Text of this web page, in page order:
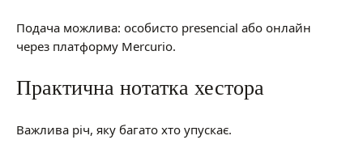
Подача можлива: особисто presencial або онлайн
через платформу Mercurio.
Практична нотатка хестора
Важлива річ, яку багато хто упускає.